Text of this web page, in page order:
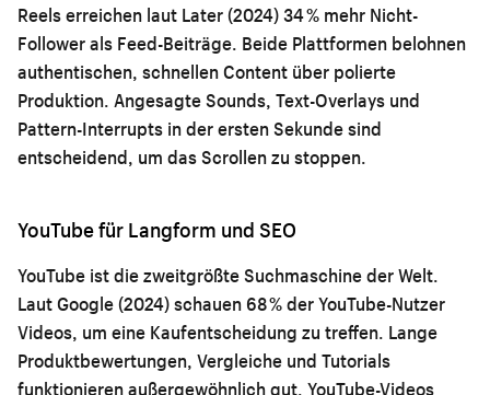
Reels erreichen laut Later (2024) 34 % mehr Nicht-
Follower als Feed-Beiträge. Beide Plattformen belohnen
authentischen, schnellen Content über polierte
Produktion. Angesagte Sounds, Text-Overlays und
Pattern-Interrupts in der ersten Sekunde sind
entscheidend, um das Scrollen zu stoppen.
YouTube für Langform und SEO
YouTube ist die zweitgrößte Suchmaschine der Welt.
Laut Google (2024) schauen 68 % der YouTube-Nutzer
Videos, um eine Kaufentscheidung zu treffen. Lange
Produktbewertungen, Vergleiche und Tutorials
funktionieren außergewöhnlich gut. YouTube-Videos